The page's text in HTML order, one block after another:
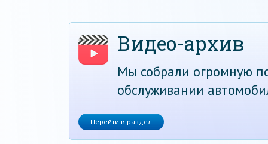
Видео-архив
Мы собрали огромную
обслуживании
Перейти в раздел